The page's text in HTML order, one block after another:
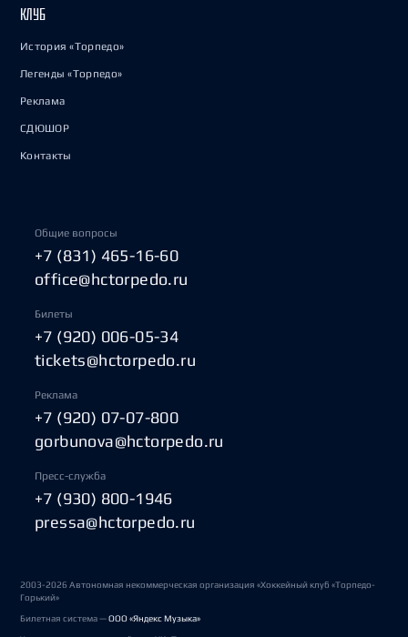
КЛУБ
История «Торпедо»
Легенды «Торпедо»
Реклама
СДЮШОР
Контакты
Общие вопросы
+7 (831) 465-16-60
office@hctorpedo.ru
Билеты
+7 (920) 006-05-34
tickets@hctorpedo.ru
Реклама
+7 (920) 07-07-800
gorbunova@hctorpedo.ru
Пресс-служба
+7 (930) 800-1946
pressa@hctorpedo.ru
2003-2026 Автономная некоммерческая организация «Хоккейный клуб «Торпедо-
Горький»
Билетная система —ООО «Яндекс Музыка»